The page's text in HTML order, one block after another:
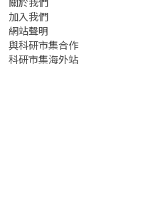
關於我們
加入我們
網站聲明
與科研市集合作
科研市集海外站